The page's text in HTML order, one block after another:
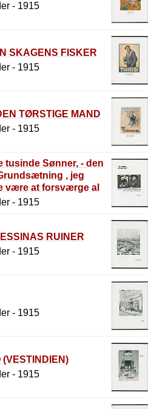
- 1915
SKAGENS FISKER
- 1915
TØRSTIGE MAND
- 1915
tusinde Sønner, - den
, jeg
være at forsværge al
sig alene til Tuborg
- 1915
RUINER
- 1915
- 1915
- 1915